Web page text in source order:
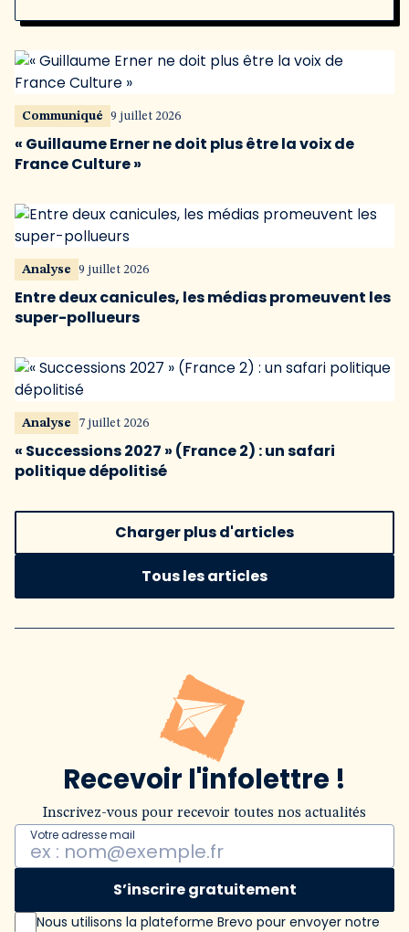
Communiqué 9 juillet 2026
« Guillaume Erner ne doit plus être la voix de
France Culture »
Analyse 9 juillet 2026
Entre deux canicules, les médias promeuvent les
super-pollueurs
Analyse 7 juillet 2026
« Successions 2027 » (France 2) : un safari
politique dépolitisé
Charger plus d'articles
Tous les articles
Recevoir l'infolettre !
Inscrivez-vous pour recevoir toutes nos actualités
Votre adresse mail
S’inscrire gratuitement
Nous utilisons la plateforme Brevo pour envoyer notre